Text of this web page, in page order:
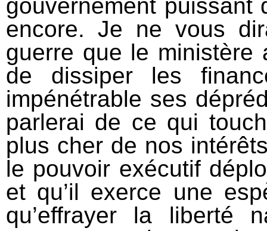
gouvernement puissant
encore. Je ne vous
guerre que le ministère
de dissiper les
impénétrable ses
parlerai de ce qui
plus cher de nos
le pouvoir exécutif
et qu’il exerce une
qu’effrayer la liberté